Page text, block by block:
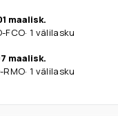
maalisk.
-FCO· 1 välilasku
maalisk.
-RMO· 1 välilasku